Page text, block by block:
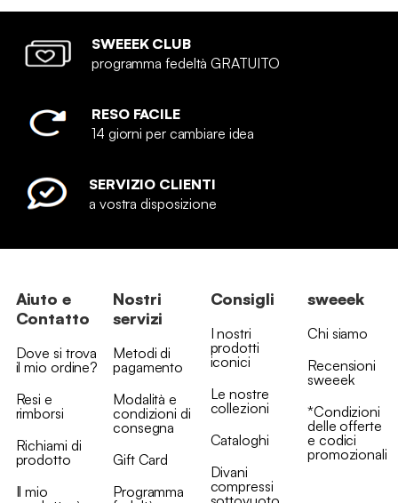
SWEEEK CLUB
programma fedeltà GRATUITO
RESO FACILE
14 giorni per cambiare idea
SERVIZIO CLIENTI
a vostra disposizione
Aiuto e
Contatto
Dove si trova
il mio ordine?
Resi e
rimborsi
Richiami di
prodotto
Il mio
Nostri
servizi
Metodi di
pagamento
Modalità e
condizioni di
consegna
Gift Card
Programma
Consigli
I nostri
prodotti
iconici
Le nostre
collezioni
Cataloghi
Divani
compressi
sweeek
Chi siamo
Recensioni
sweeek
*Condizioni
delle offerte
e codici
promozionali